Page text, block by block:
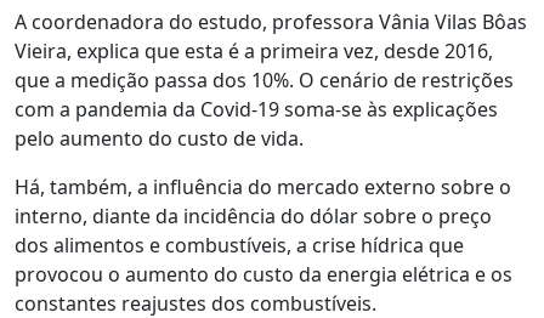
A coordenadora do estudo, professora Vânia Vilas Bôas
Vieira, explica que esta é a primeira vez, desde 2016,
que a medição passa dos 10%. O cenário de restrições
com a pandemia da Covid-19 soma-se às explicações
pelo aumento do custo de vida.
Há, também, a influência do mercado externo sobre o
interno, diante da incidência do dólar sobre o preço
dos alimentos e combustíveis, a crise hídrica que
provocou o aumento do custo da energia elétrica e os
constantes reajustes dos combustíveis.